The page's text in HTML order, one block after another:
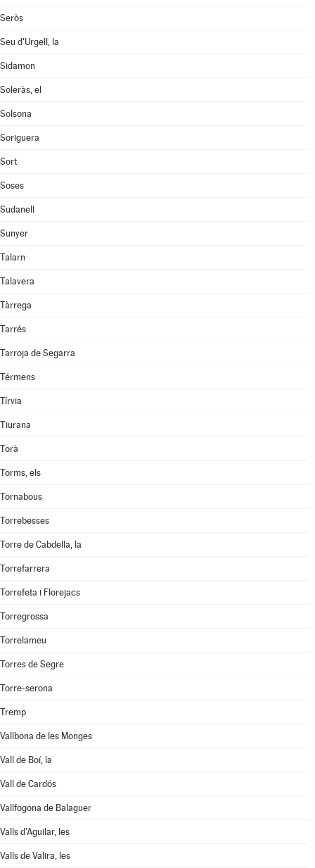
Seròs
Seu d'Urgell, la
Sidamon
Soleràs, el
Solsona
Soriguera
Sort
Soses
Sudanell
Sunyer
Talarn
Talavera
Tàrrega
Tarrés
Tarroja de Segarra
Térmens
Tírvia
Tiurana
Torà
Torms, els
Tornabous
Torrebesses
Torre de Cabdella, la
Torrefarrera
Torrefeta i Florejacs
Torregrossa
Torrelameu
Torres de Segre
Torre-serona
Tremp
Vallbona de les Monges
Vall de Boí, la
Vall de Cardós
Vallfogona de Balaguer
Valls d'Aguilar, les
Valls de Valira, les